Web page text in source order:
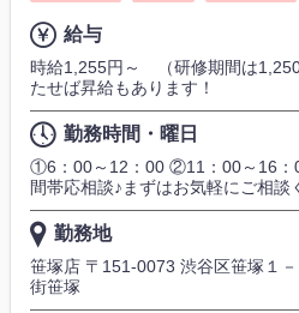
給与
時給1,255円～ （研修期間は
たせば昇給もあります！
勤務時間・曜日
①6：00～12：00 ②11：00～16
間帯応相談♪まずはお気軽にご相談
勤務地
笹塚店 〒151-0073 渋谷区笹塚１
街笹塚